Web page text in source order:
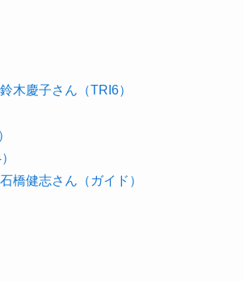
木慶子さん（TRI6）
橋健志さん（ガイド）